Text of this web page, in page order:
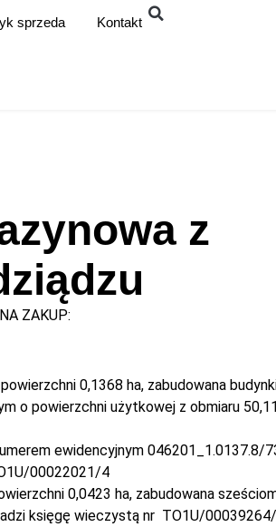
sprzeda Kontakt
z
ZAKUP:
0,1368 ha, zabudowana
o powierzchni użytkowej z obmiaru
ewidencyjnym 046201_1.0137.8/
00022021/4
0,0423 ha, zabudowana
księgę wieczystą nr TO1U/